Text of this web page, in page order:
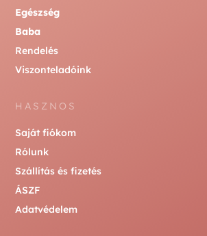
Egészség
Baba
Rendelés
Viszonteladóink
HASZNOS
Saját fiókom
Rólunk
Szállítás és fizetés
ÁSZF
Adatvédelem